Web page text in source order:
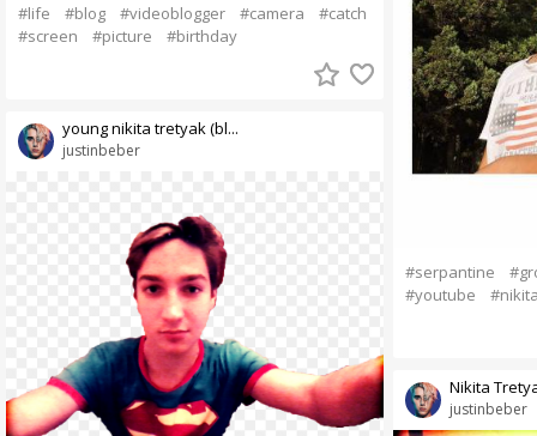
#life #blog #videoblogger #camera
#catch
#screen
#picture #birthday
justinbeber
young nikita tretyak (bl...
#serpantine
#youtube
justinbeber
Nikita